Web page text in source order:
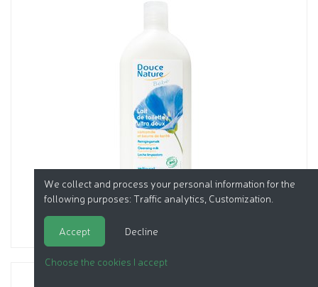
We collect and process your personal information for the
following purposes: Traffic analytics, Customization
Accept Decline
Choose the cookies I accept